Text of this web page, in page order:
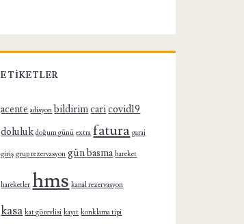
ETIKETLER
acente adisyon bildirimcaricovid19
doluluk doğum günü extra fatura garaj
giriş grup rezervasyon gün basma hareket
hareketler hms kanal rezervasyon
kasa kat görevlisi kayıt konklama tipi